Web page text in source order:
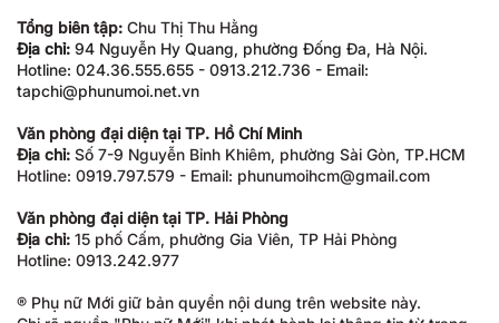
Tổng biên tập: Chu Thị Thu Hằng
Địa chỉ: 94 Nguyễn Hy Quang, phường Đống Đa, Hà Nội.
Hotline: 024.36.555.655 - 0913.212.736 - Email:
tapchi@phunumoi.net.vn
Văn phòng đại diện tại TP. Hồ Chí Minh
Địa chỉ: Số 7-9 Nguyễn Bỉnh Khiêm, phường Sài Gòn, TP.HCM
Hotline: 0919.797.579 - Email: phunumoihcm@gmail.com
Văn phòng đại diện tại TP. Hải Phòng
Địa chỉ: 15 phố Cấm, phường Gia Viên, TP Hải Phòng
Hotline: 0913.242.977
® Phụ nữ Mới giữ bản quyền nội dung trên website này.